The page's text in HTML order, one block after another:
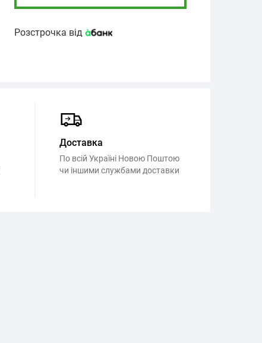
Розстрочка від
Доставка
По всій Україні Новою Поштою
чи іншими службами доставки